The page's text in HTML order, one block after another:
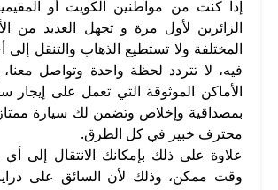
إذا كنت من مواطنين الكويت أو
الزائرين لأول مرة و تجهل العديد من
المختلفة ولا تستطيع الذهاب والتنقل
فيه، لا تتردد لحظة واحدة وتواصل
الأماكن الموثوقة التي تعمل على إيجار
بمصداقية وإخلاص وتضمن لك سيارة
محترف خبير في كل الطرق.
علاوة على ذلك بإمكانك الانتقال إلى
وقت ممكن، وذلك لأن السائق على